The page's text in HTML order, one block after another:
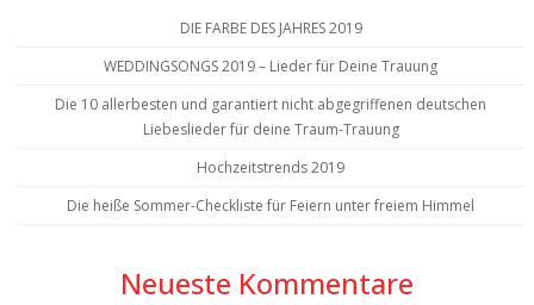
DIE FARBE DES JAHRES 2019
WEDDINGSONGS 2019 – Lieder für Deine Trauung
Die 10 allerbesten und garantiert nicht abgegriffenen deutschen
Liebeslieder für deine Traum-Trauung
Hochzeitstrends 2019
Die heiße Sommer-Checkliste für Feiern unter freiem Himmel
Neueste Kommentare